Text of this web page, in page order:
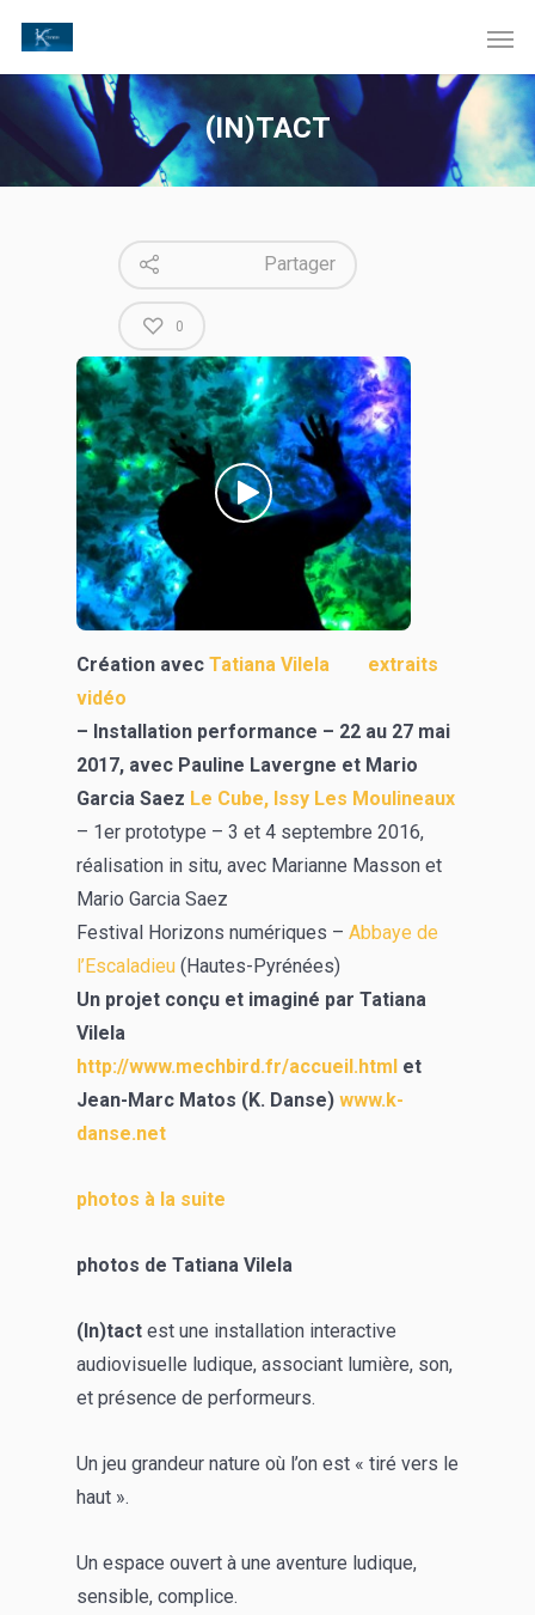
(IN)TACT
Partager
0
Création avec Tatiana Vilela
extraits
vidéo
– Installation performance – 22 au 27 mai
2017, avec Pauline Lavergne et Mario
Garcia Saez Le Cube, Issy Les Moulineaux
– 1er prototype – 3 et 4 septembre 2016,
réalisation in situ, avec Marianne Masson et
Mario Garcia Saez
Festival Horizons numériques – Abbaye de
l’Escaladieu (Hautes-Pyrénées)
Un projet conçu et imaginé par Tatiana
Vilela
http://www.mechbird.fr/accueil.html et
Jean-Marc Matos (K. Danse) www.k-
danse.net
photos à la suite
photos de Tatiana Vilela
(In)tact est une installation interactive
audiovisuelle ludique, associant lumière, son,
et présence de performeurs.
Un jeu grandeur nature où l’on est « tiré vers le
haut ».
Un espace ouvert à une aventure ludique,
sensible, complice.